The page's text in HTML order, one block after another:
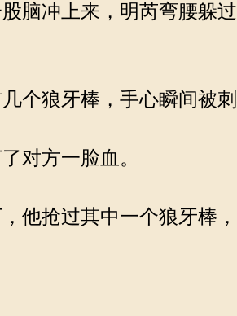
脑冲上来，明芮弯腰躲
个狼牙棒，手心瞬间被
对方一脸血。
他抢过其中一个狼牙棒